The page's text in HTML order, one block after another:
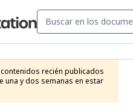
recién publicados
una y dos semanas en estar